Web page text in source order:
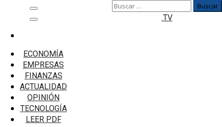
Menú
principal
ECONOMÍA
EMPRESAS
FINANZAS
ACTUALIDAD
OPINIÓN
TECNOLOGÍA
LEER PDF
Buscar:
.TV
Clientes digitales del BCP pasan del 28,8% del
total en el 2019 al 62% en la actualidad
Clientes digitales del BCP pasan del
28,8% del total en el 2019 al 62% en la
actualidad